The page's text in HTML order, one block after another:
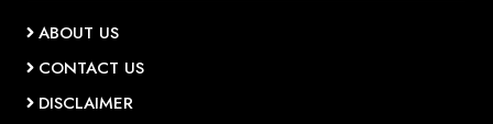
ABOUT US
CONTACT US
DISCLAIMER